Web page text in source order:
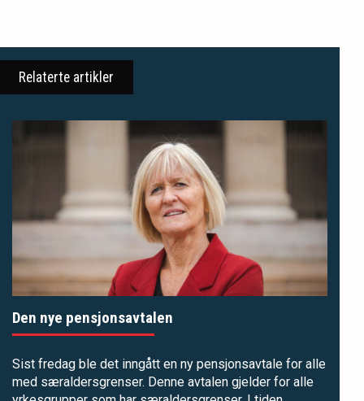
Relaterte artikler
Den nye pensjonsavtalen
Sist fredag ble det inngått en ny pensjonsavtale for alle
med særaldersgrenser. Denne avtalen gjelder for alle